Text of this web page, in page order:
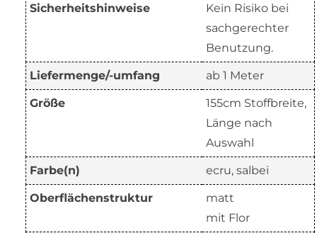
Sicherheitshinweise
Kein Risiko bei
sachgerechter
Benutzung.
Liefermenge/-umfang ab 1 Meter
Größe
155cm Stoffbreite,
Länge nach
Auswahl
Farbe(n) ecru, salbei
Oberflächenstruktur
matt
mit Flor